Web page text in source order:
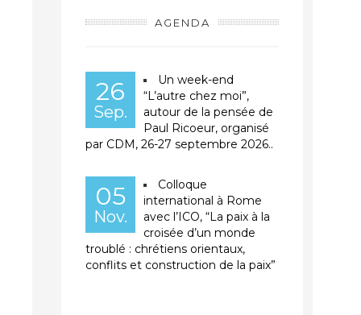
AGENDA
26
Sep.
Un week-end
“L’autre chez moi”,
autour de la pensée de
Paul Ricoeur, organisé
par CDM, 26-27 septembre 2026..
05
Nov.
Colloque
international à Rome
avec l’ICO, “La paix à la
croisée d’un monde
troublé : chrétiens orientaux,
conflits et construction de la paix”